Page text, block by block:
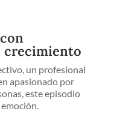
crecimiento
un profesional
apasionado por
este episodio